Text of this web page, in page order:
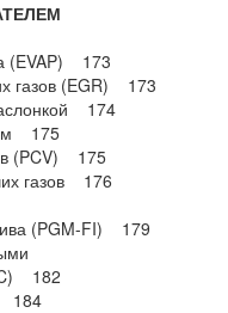
(EVAP) 173
газов (EGR) 173
174
175
(PCV) 175
газов 176
(PGM-FI) 179
182
184